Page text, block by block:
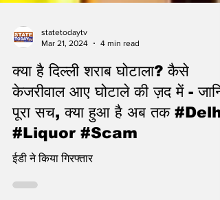
Mar 21, 2024
4 min read
क्या है दिल्ली शराब घोटाला? कैसे
केजरीवाल आए घोटाले की ज़द में -
पूरा सच, क्या हुआ है अब तक #Delhi
#Liquor #Scam
ईडी ने किया गिरफ्तार